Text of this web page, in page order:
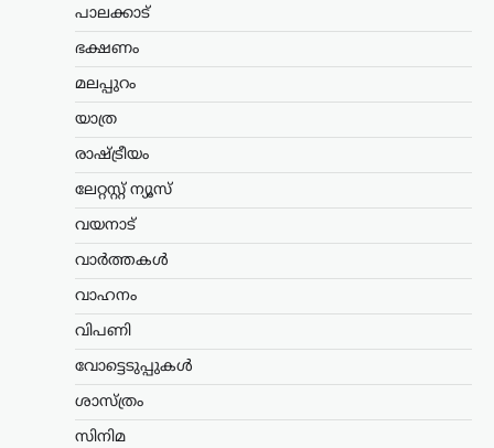
പാലക്കാട്
ഭക്ഷണം
മലപ്പുറം
യാത്ര
രാഷ്ട്രീയം
ലേറ്റസ്റ്റ് ന്യൂസ്
വയനാട്
വാർത്തകൾ
വാഹനം
വിപണി
വോട്ടെടുപ്പുകൾ
ശാസ്ത്രം
സിനിമ
പിൻവലിക്കണം;
കേന്ദ്രത്തിനെതിരെ
ഏർപ്പെടുത്താൻ കേന്ദ്ര സർക്കാർ നീക്കം
നടത്തുന്നതായി ഉയരുന്ന
റിപ്പോർട്ടുകൾക്കെതിരെ സിപിഎം
സർക്കാർ,…